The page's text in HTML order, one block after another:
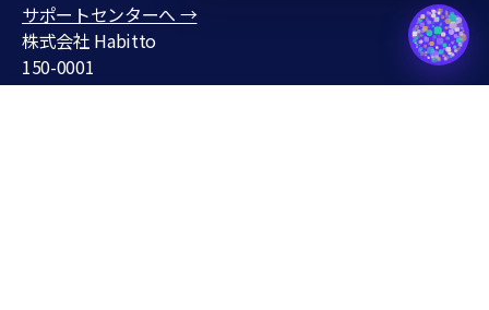
support@habitto.com
サポートセンターへ →
株式会社 Habitto
150-0001
東京都渋谷区神宮前３丁目１